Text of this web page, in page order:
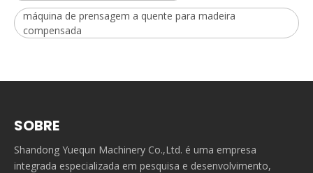
máquina de prensagem a quente para madeira
compensada
SOBRE
Shandong Yuequn Machinery Co.,Ltd. é uma empresa
integrada especializada em pesquisa e desenvolvimento,